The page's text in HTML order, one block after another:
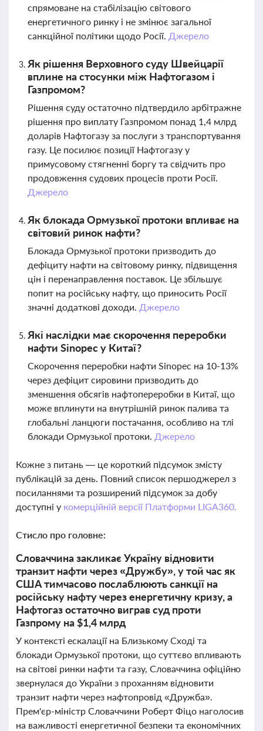
спрямоване на стабілізацію світового
енергетичного ринку і не змінює загальної
санкційної політики щодо Росії. Джерело
Як рішення Верховного суду Швейцарії
вплине на стосунки між Нафтогазом і
Газпромом?
Рішення суду остаточно підтвердило арбітражне
рішення про виплату Газпромом понад 1,4 млрд
доларів Нафтогазу за послуги з транспортування
газу. Це посилює позиції Нафтогазу у
примусовому стягненні боргу та свідчить про
продовження судових процесів проти Росії.
Джерело
Як блокада Ормузької протоки впливає на
світовий ринок нафти?
Блокада Ормузької протоки призводить до
дефіциту нафти на світовому ринку, підвищення
цін і перенаправлення поставок. Це збільшує
попит на російську нафту, що приносить Росії
значні додаткові доходи. Джерело
Які наслідки має скорочення переробки
нафти Sinopec у Китаї?
Скорочення переробки нафти Sinopec на 10-13%
через дефіцит сировини призводить до
зменшення обсягів нафтопереробки в Китаї, що
може вплинути на внутрішній ринок палива та
глобальні ланцюги постачання, особливо на тлі
блокади Ормузької протоки. Джерело
Кожне з питань — це короткий підсумок змісту
публікацій за день. Повний список першоджерел з
посиланнями та розширений підсумок за добу
доступні у комерційній версії Платформи LIGA360.
Стисло про головне:
Словаччина закликає Україну відновити
транзит нафти через «Дружбу», у той час як
США тимчасово послаблюють санкції на
російську нафту через енергетичну кризу, а
Нафтогаз остаточно виграв суд проти
Газпрому на $1,4 млрд
У контексті ескалації на Близькому Сході та
блокади Ормузької протоки, що суттєво впливають
на світові ринки нафти та газу, Словаччина офіційно
звернулася до України з проханням відновити
транзит нафти через нафтопровід «Дружба».
Прем'єр-міністр Словаччини Роберт Фіцо наголосив
на важливості енергетичної безпеки та економічних